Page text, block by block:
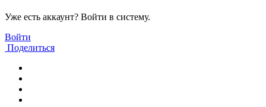
Уже есть аккаунт? Войти в систему.
Войти
Поделиться